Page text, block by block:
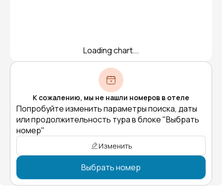
Loading chart...
К сожалению, мы не нашли номеров в отеле
Попробуйте изменить параметры поиска, даты
или продолжительность тура в блоке "Выбрать
номер"
Изменить
Выбрать номер